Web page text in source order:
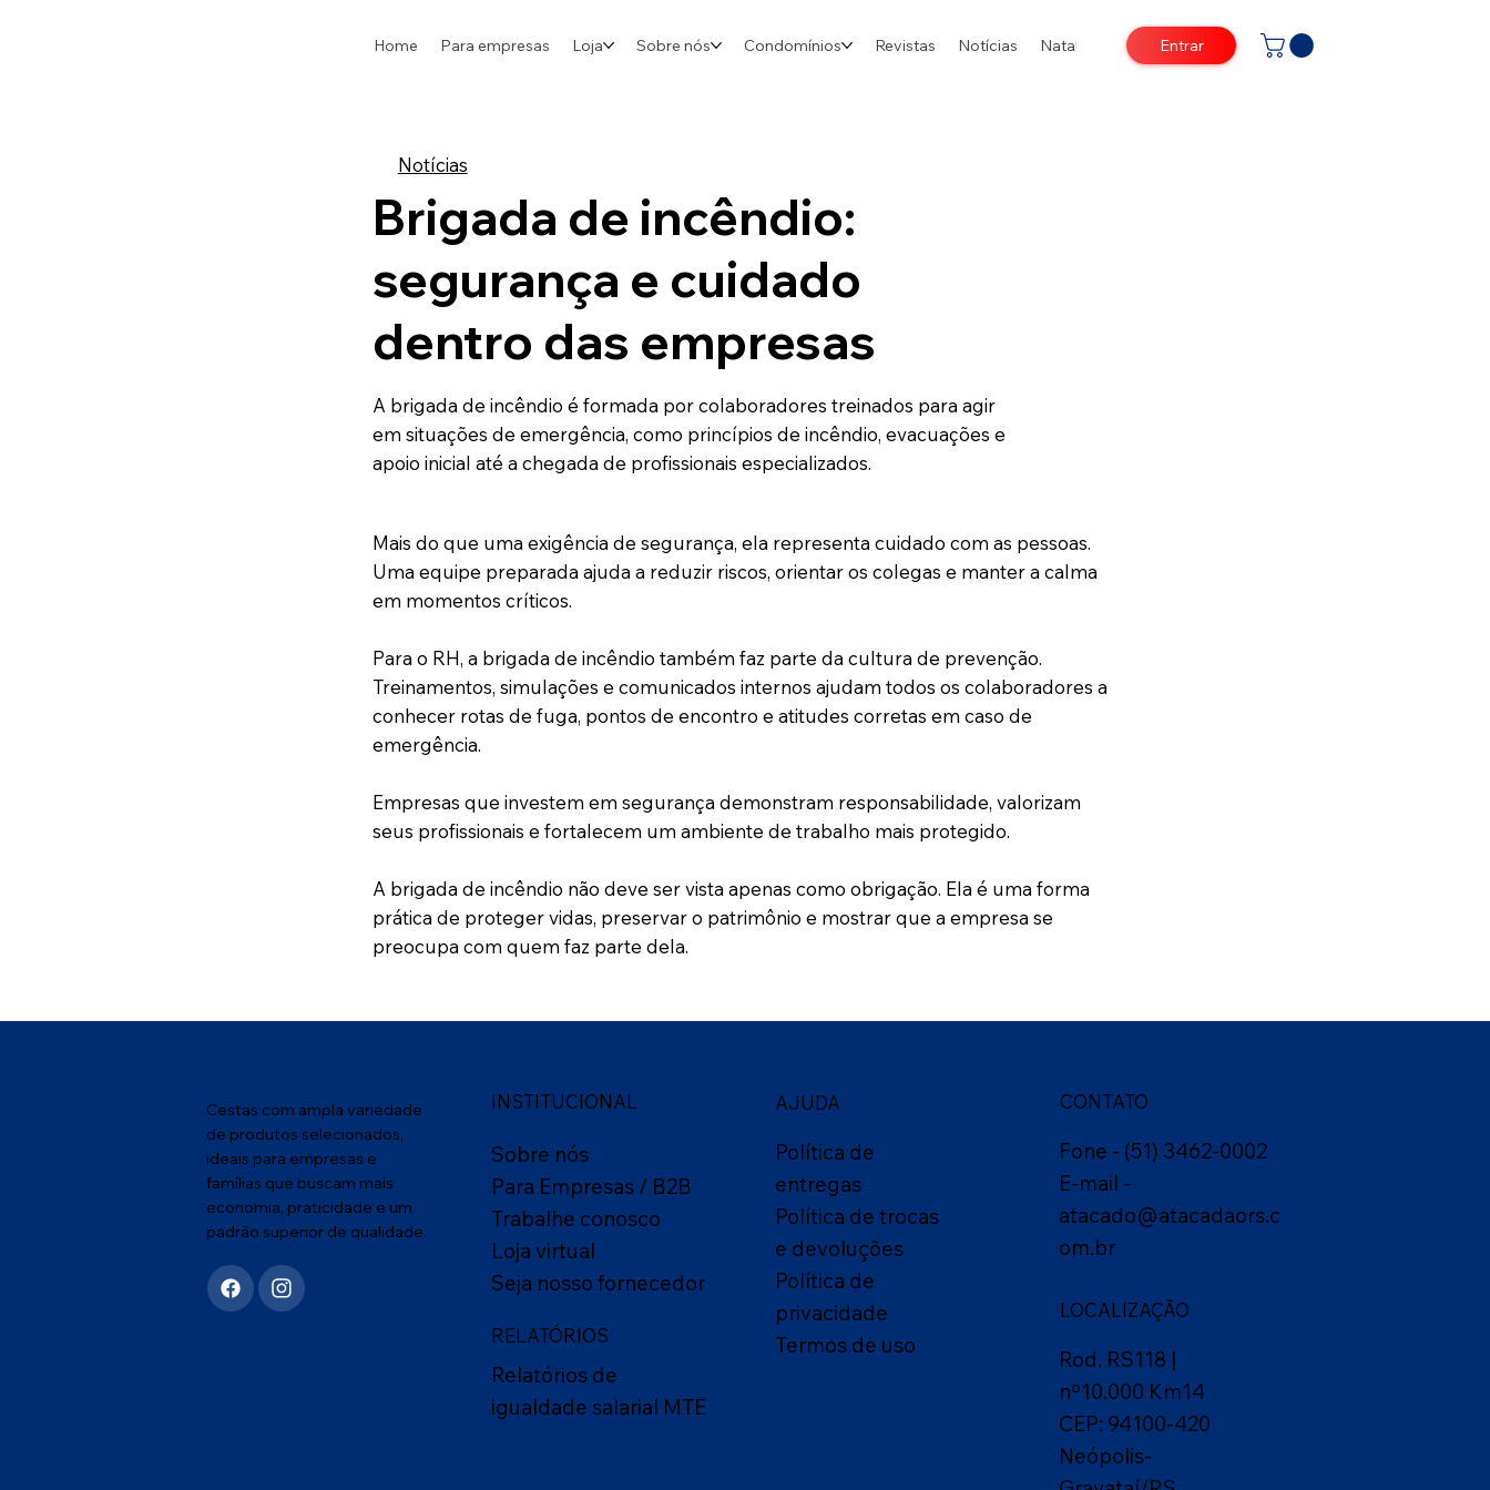
Home Para empresas Loja Sobre nós Condomínios Revistas Notícias Natal Entrar
Notícias
Brigada de incêndio:
segurança e cuidado
dentro das empresas
A brigada de incêndio é formada por colaboradores treinados para agir
em situações de emergência, como princípios de incêndio, evacuações e
apoio inicial até a chegada de profissionais especializados.
Mais do que uma exigência de segurança, ela representa cuidado com as pessoas.
Uma equipe preparada ajuda a reduzir riscos, orientar os colegas e manter a calma
em momentos críticos.
Para o RH, a brigada de incêndio também faz parte da cultura de prevenção.
Treinamentos, simulações e comunicados internos ajudam todos os colaboradores a
conhecer rotas de fuga, pontos de encontro e atitudes corretas em caso de
emergência.
Empresas que investem em segurança demonstram responsabilidade, valorizam
seus profissionais e fortalecem um ambiente de trabalho mais protegido.
A brigada de incêndio não deve ser vista apenas como obrigação. Ela é uma forma
prática de proteger vidas, preservar o patrimônio e mostrar que a empresa se
preocupa com quem faz parte dela.
Cestas com ampla variedade
de produtos selecionados,
ideais para empresas e
famílias que buscam mais
economia, praticidade e um
padrão superior de qualidade.
INSTITUCIONAL
Sobre nós
Para Empresas / B2B
Trabalhe conosco
Loja virtual
Seja nosso fornecedor
RELATÓRIOS
Relatórios de
igualdade salarial MTE
AJUDA
Política de
entregas
Política de trocas
e devoluções
Política de
privacidade
Termos de uso
CONTATO
Fone - (51) 3462-0002
E-mail -
atacado@atacadaors.c
om.br
LOCALIZAÇÃO
Rod. RS118 |
nº10.000 Km14
CEP: 94100-420
Neópolis-